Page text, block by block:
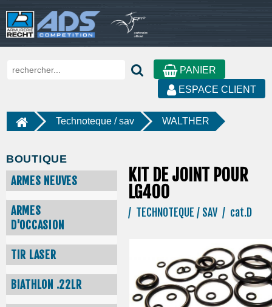
PANIER
ESPACE CLIENT
Technoteque / sav WALTHER
BOUTIQUE
ARMES NEUVES
ARMES
D'OCCASION
TIR LASER
BIATHLON .22LR
KIT DE JOINT POUR
LG400
/ TECHNOTEQUE / SAV / cat.D